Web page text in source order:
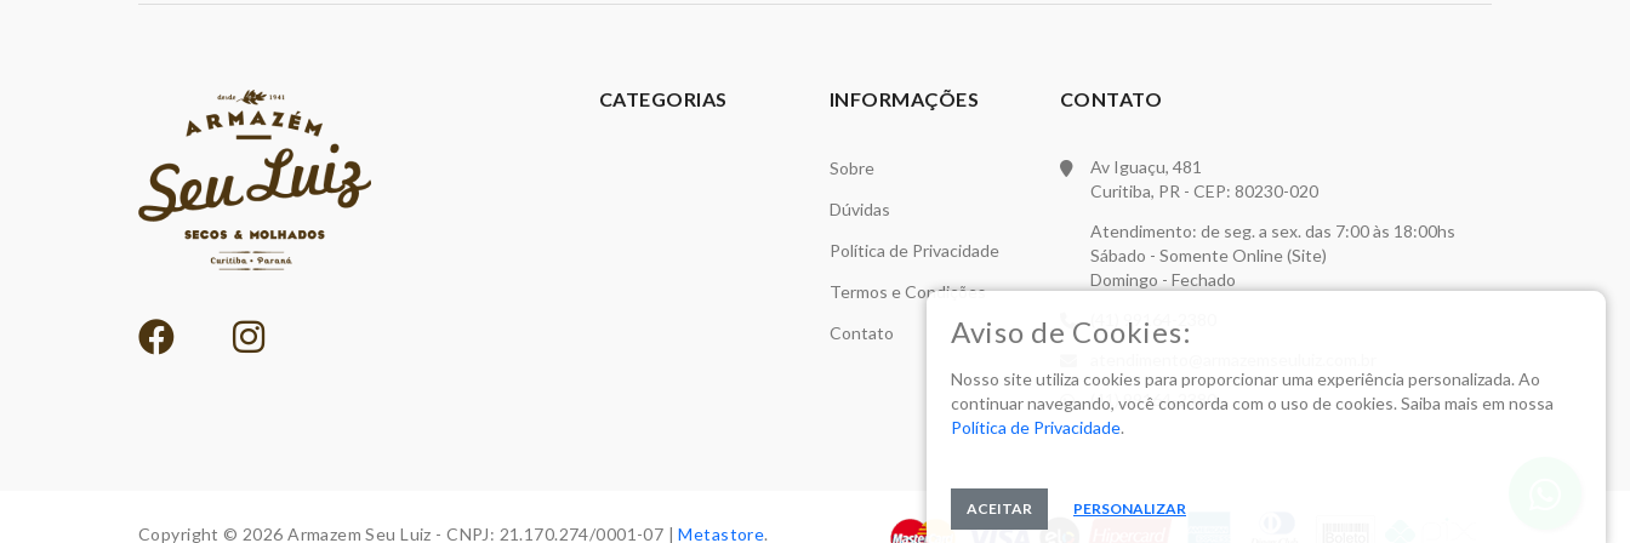
CATEGORIAS INFORMAÇÕES
Sobre
Dúvidas
Política de Privacidade
Termos e Condições
Contato
CONTATO
Av Iguaçu, 481
Curitiba, PR - CEP: 80230-020
Atendimento: de seg. a sex. das 7:00 às 18:00hs
Sábado - Somente Online (Site)
Domingo - Fechado
(41) 99164-2380
(41) 99164-2380
Copyright © 2026 Armazem Seu Luiz - CNPJ: 21.170.274/0001-07 |Metastore.
Aviso de Cookies:
Nosso site utiliza cookies para proporcionar uma experiência personalizada. Ao
continuar navegando, você concorda com o uso de cookies. Saiba mais em nossa
Política de Privacidade.
ACEITAR PERSONALIZAR